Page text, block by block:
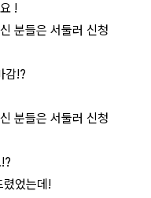
!
분들은 서둘러 신청
감!?
분들은 서둘러 신청
렸었는데!